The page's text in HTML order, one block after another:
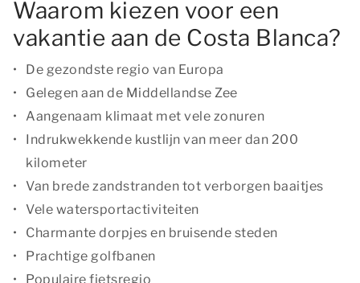
Waarom kiezen voor een
vakantie aan de Costa Blanca?
De gezondste regio van Europa
Gelegen aan de Middellandse Zee
Aangenaam klimaat met vele zonuren
Indrukwekkende kustlijn van meer dan 200
kilometer
Van brede zandstranden tot verborgen baaitjes
Vele watersportactiviteiten
Charmante dorpjes en bruisende steden
Prachtige golfbanen
Populaire fietsregio